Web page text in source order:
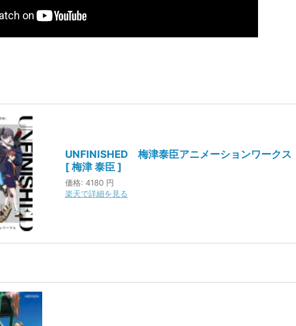
UNFINISHED 梅津泰臣アニメーションワークス
[ 梅津 泰臣 ]
価格: 4180 円
楽天で詳細を見る